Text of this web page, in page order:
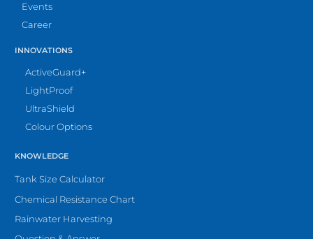
Events
Career
INNOVATIONS
ActiveGuard+
LightProof
UltraShield
Colour Options
KNOWLEDGE
Tank Size Calculator
Chemical Resistance Chart
Rainwater Harvesting